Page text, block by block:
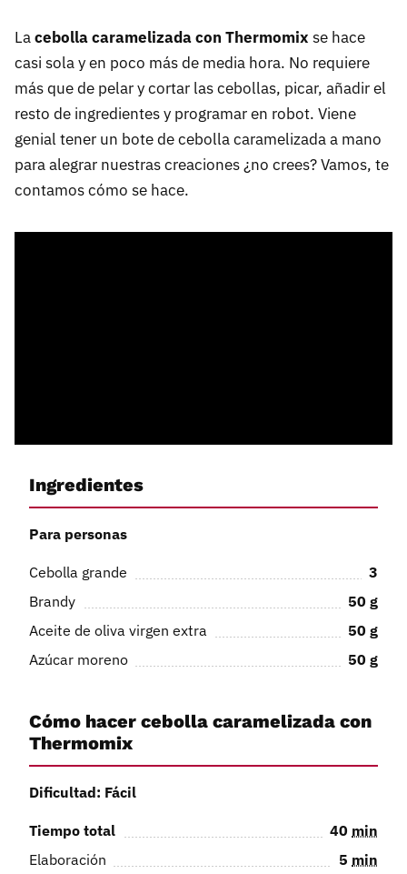
Lacebolla caramelizada con Thermomix se hace
casi sola y en poco más de media hora. No requiere
más que de pelar y cortar las cebollas, picar, añadir el
resto de ingredientes y programar en robot. Viene
genial tener un bote de cebolla caramelizada a mano
para alegrar nuestras creaciones ¿no crees? Vamos, te
contamos cómo se hace.
Ingredientes
Para personas
Cebolla grande
3
Brandy
50 g
Aceite de oliva virgen extra
50 g
Azúcar moreno
50 g
Cómo hacer cebolla caramelizada con
Thermomix
Dificultad: Fácil
Tiempo total 40 min
Elaboración
5 min